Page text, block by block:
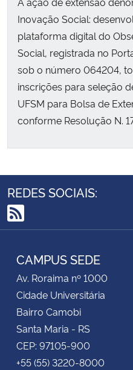
Secretaria-Geral
Secretaria de Governo
Gabinete de Segurança Institucional
Advocacia-Geral da União
Planalto
Inovação Social:
plataforma digital do
Social, registrada no
sob o número 064204,
inscrições para seleção
UFSM para Bolsa de
conforme Resolução N.
REDES SOCIAIS:
RSS
CAMPUS SEDE
Av. Roraima nº 1000
Cidade Universitária
Bairro Camobi
Santa Maria - RS
CEP: 97105-900
+55 (55) 3220-8000